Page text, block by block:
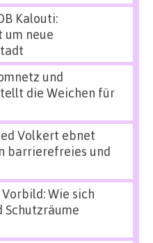
Kalouti:
um neue
und
die Weichen für
Volkert ebnet
barrierefreies und
Wie sich
Schutzräume